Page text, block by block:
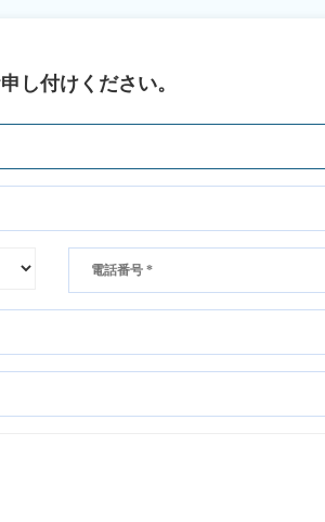
し付けください。